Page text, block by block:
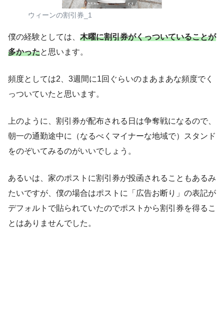
ウィーンの割引券_1
僕の経験としては、 木曜に割引券がくっついていることが
多かったと思います。
頻度としては2、3週間に1回ぐらいのまあまあな頻度でく
っついていたと思います。
上のように、割引券が配布される日は争奪戦になるので、
朝一の通勤途中に（なるべくマイナーな地域で）スタンド
をのぞいてみるのがいいでしょう。
あるいは、家のポストに割引券が投函されることもあるみ
たいですが、僕の場合はポストに「広告お断り」の表記が
デフォルトで貼られていたのでポストから割引券を得るこ
とはありませんでした。